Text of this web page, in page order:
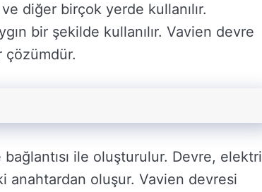
diğer birçok yerde kullanılır.
bir şekilde kullanılır. Vavien devre
çözümdür.
ile oluşturulur. Devre,
anahtardan oluşur. Vavien devresi